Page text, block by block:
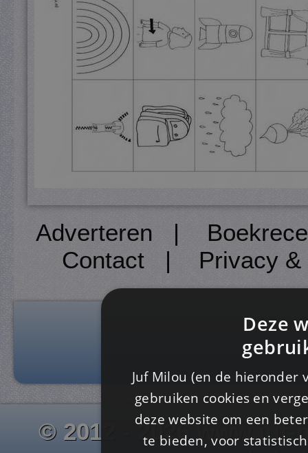
Adverteren |
Contact| Privacy
© 2012 - 2026
Deze
Juf Milou (en de
gebruiken cookies en
deze website om een
te bieden, voor